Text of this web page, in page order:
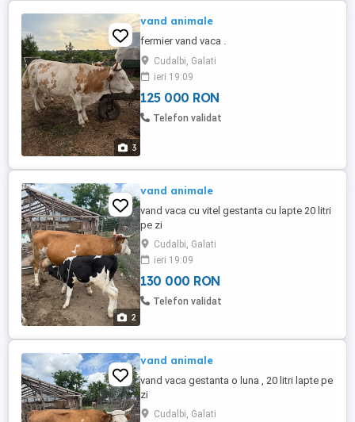
3
vand animale
fermier vand vaca .
Cudalbi, Galati
ieri 19:09
125 000 RON
Telefon validat
2
vand animale
vand vaca cu vitel gestanta cu lapte 20 litri
pe zi
Cudalbi, Galati
ieri 19:09
130 000 RON
Telefon validat
vand animale
vand vaca gestanta o luna , 20 litri lapte pe
zi
Cudalbi, Galati